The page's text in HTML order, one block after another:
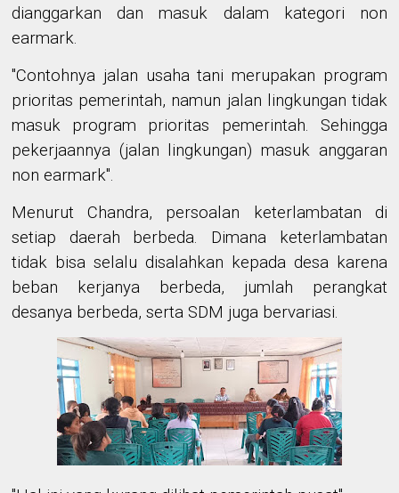
dianggarkan dan masuk dalam kategori non
earmark.
"Contohnya jalan usaha tani merupakan program
prioritas pemerintah, namun jalan lingkungan tidak
masuk program prioritas pemerintah. Sehingga
pekerjaannya (jalan lingkungan) masuk anggaran
non earmark".
Menurut Chandra, persoalan keterlambatan di
setiap daerah berbeda. Dimana keterlambatan
tidak bisa selalu disalahkan kepada desa karena
beban kerjanya berbeda, jumlah perangkat
desanya berbeda, serta SDM juga bervariasi.